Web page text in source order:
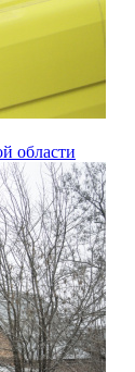
области